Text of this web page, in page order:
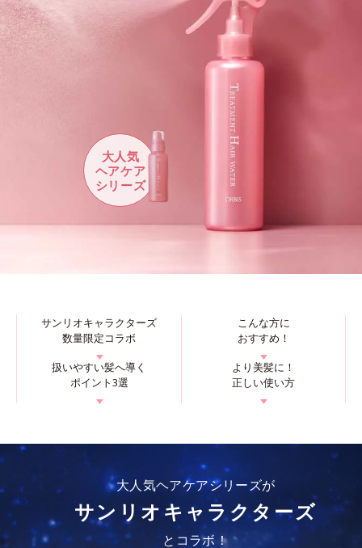
大人気
ヘアケア
シリーズ
サンリオキャラクターズ
数量限定コラボ
▼
こんな方に
おすすめ！
▼
扱いやすい髪へ導く
ポイント3選
▼
より美髪に！
正しい使い方
▼
大人気ヘアケアシリーズが
サンリオキャラクターズ
とコラボ！